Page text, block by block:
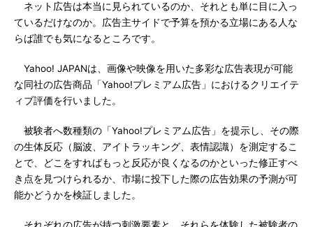
ネット広告は本当に見られているのか、それとも単に目に入っ
ているだけなのか。広告主サイドで予算を預かる立場にある人な
らば誰でも気になるところです。
Yahoo! JAPANは、画像や映像を用いた多彩な広告表現が可能
な同社の広告商品「Yahoo!プレミアム広告」におけるクリエイテ
ィブ評価を行いました。
被験者へ数種類の「Yahoo!プレミアム広告」を提示し、その際
の生体反応（脳波、アイトラッキング、表情認識）を測定するこ
とで、どこをすればもっと反応が良くなるのかといった修正すべ
き点を見つけられるか、市場に投下した際の広告効果の予測が可
能かどうかを検証しました。